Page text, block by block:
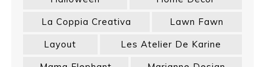
La Coppia Creativa
Lawn Fawn
Layout
Les Atelier De Karine